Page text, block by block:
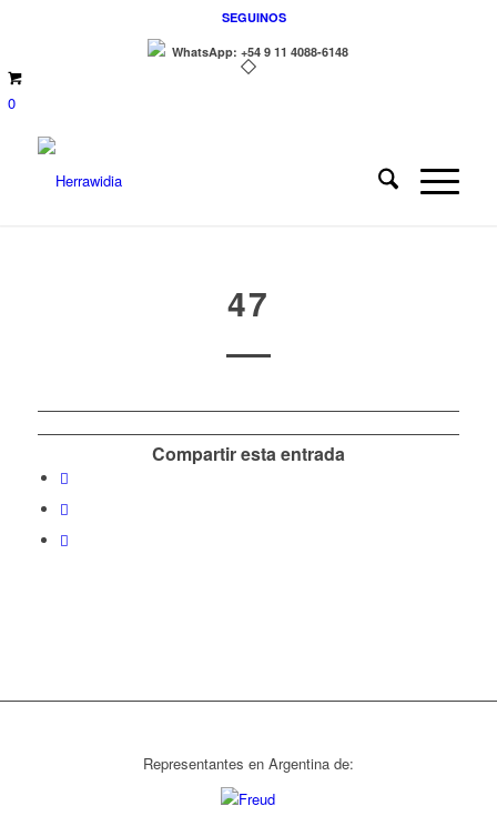
SEGUINOS
WhatsApp: +54 9 11 4088-6148
0
47
Compartir esta entrada
Representantes en Argentina de: